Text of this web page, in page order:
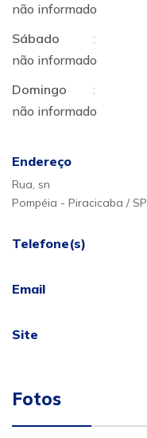
não informado
Sábado
:
não informado
Domingo
:
não informado
Endereço
Rua, sn
Pompéia - Piracicaba / SP
Telefone(s)
Email
Site
Fotos